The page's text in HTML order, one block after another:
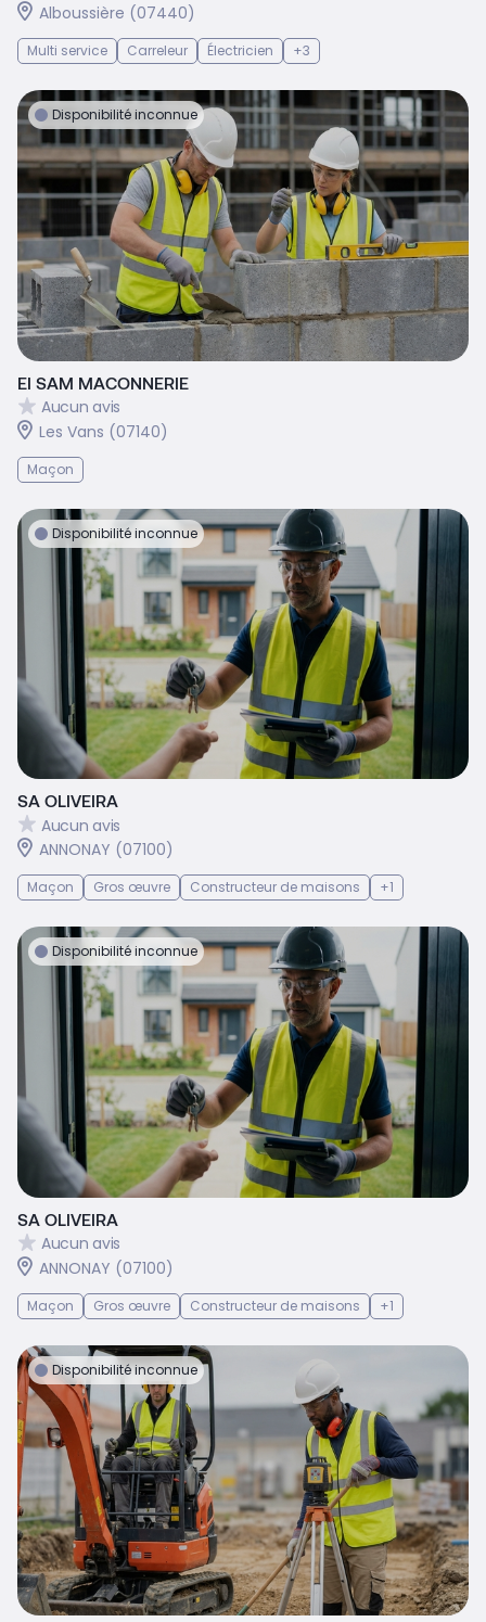
Alboussière (07440)
Multi service Carreleur Électricien +3
Disponibilité inconnue
EI SAM MACONNERIE
Aucun avis
Les Vans (07140)
Maçon
Disponibilité inconnue
SA OLIVEIRA
Aucun avis
ANNONAY (07100)
Maçon Gros œuvre Constructeur de maisons +1
Disponibilité inconnue
SA OLIVEIRA
Aucun avis
ANNONAY (07100)
Maçon Gros œuvre Constructeur de maisons +1
Disponibilité inconnue